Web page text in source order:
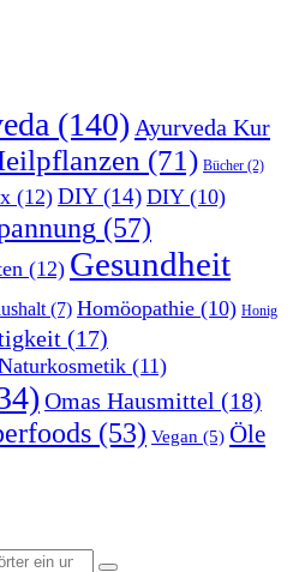
(140) Ayurveda Kur
(71) Bücher (2)
(12) DIY(14) DIY(10)
(57)
(12) Gesundheit
(7) Homöopathie (10) Honig
(17)
(11)
Omas Hausmittel (18)
(53) Vegan (5) Öle